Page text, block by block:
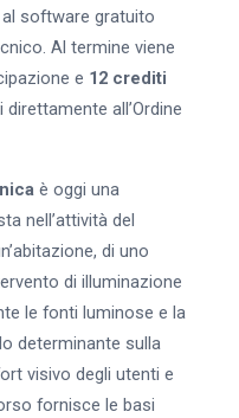
software gratuito
Al termine viene
e 12 crediti
all’Ordine
è oggi una
nell’attività del
di uno
di illuminazione
le fonti luminose e la
determinante sulla
visivo degli utenti e
fornisce le basi